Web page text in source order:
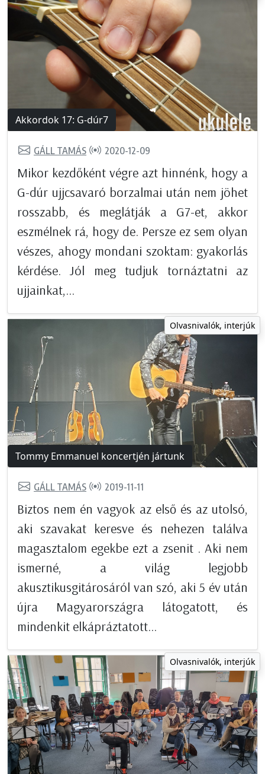
Akkordok 17: G-dúr7
GÁLL TAMÁS 2020-12-09
Mikor kezdőként végre azt hinnénk, hogy a
G-dúr ujjcsavaró borzalmai után nem jöhet
rosszabb, és meglátják a G7-et, akkor
eszmélnek rá, hogy de. Persze ez sem olyan
vészes, ahogy mondani szoktam: gyakorlás
kérdése. Jól meg tudjuk tornáztatni az
ujjainkat,...
Olvasnivalók, interjúk
Tommy Emmanuel koncertjén jártunk
GÁLL TAMÁS 2019-11-11
Biztos nem én vagyok az első és az utolsó,
aki szavakat keresve és nehezen találva
magasztalom egekbe ezt a zsenit . Aki nem
ismerné, a világ legjobb
akusztikusgitárosáról van szó, aki 5 év után
újra Magyarországra látogatott, és
mindenkit elkápráztatott...
Olvasnivalók, interjúk